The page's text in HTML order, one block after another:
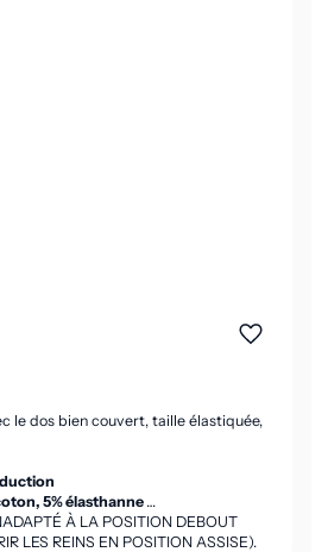
le dos bien couvert, taille élastiquée,
5% élasthanne
À LA POSITION DEBOUT
LES REINS EN POSITION ASSISE).